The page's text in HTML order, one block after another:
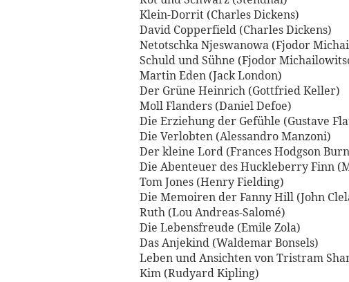
Klein-Dorrit (Charles Dickens)
David Copperfield (Charles Dickens)
Netotschka Njeswanowa (Fjodor
Schuld und Sühne (Fjodor
Martin Eden (Jack London)
Der Grüne Heinrich (Gottfried Keller)
Moll Flanders (Daniel Defoe)
Die Erziehung der Gefühle (Gustave
Die Verlobten (Alessandro Manzoni)
Der kleine Lord (Frances Hodgson
Die Abenteuer des Huckleberry Finn
Tom Jones (Henry Fielding)
Die Memoiren der Fanny Hill (John
Ruth (Lou Andreas-Salomé)
Die Lebensfreude (Emile Zola)
Das Anjekind (Waldemar Bonsels)
Leben und Ansichten von Tristram
Kim (Rudyard Kipling)